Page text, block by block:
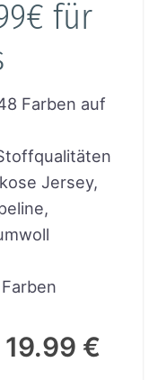
für
Farben auf
Jersey,
19.99 €